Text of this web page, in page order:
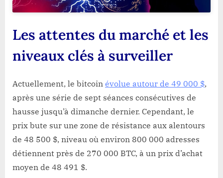
Les attentes du marché et les
niveaux clés à surveiller
Actuellement, le bitcoin évolue autour de 49 000 $,
après une série de sept séances consécutives de
hausse jusqu’à dimanche dernier. Cependant, le
prix bute sur une zone de résistance aux alentours
de 48 500 $, niveau où environ 800 000 adresses
détiennent près de 270 000 BTC, à un prix d’achat
moyen de 48 491 $.